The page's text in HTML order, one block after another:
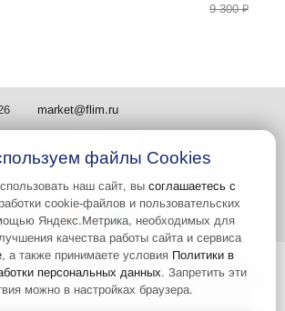
9 300 ₽
market@flim.ru
информационный характер и не является
которая определяется положениями статьи 437
РФ. Информация о характеристиках и
файлы Cookies
наш сайт, вы соглашаетесь с
cookie-файлов и пользовательских
Яндекс.Метрика, необходимых для
качества работы сайта и сервиса
, а также принимаете условия Политики в
персональных данных. Запретить эти
можно в настройках браузера.